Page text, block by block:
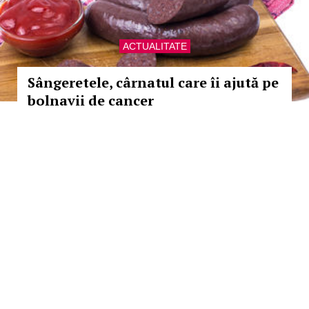
ACTUALITATE
Sângeretele, cârnatul care îi ajută pe
bolnavii de cancer